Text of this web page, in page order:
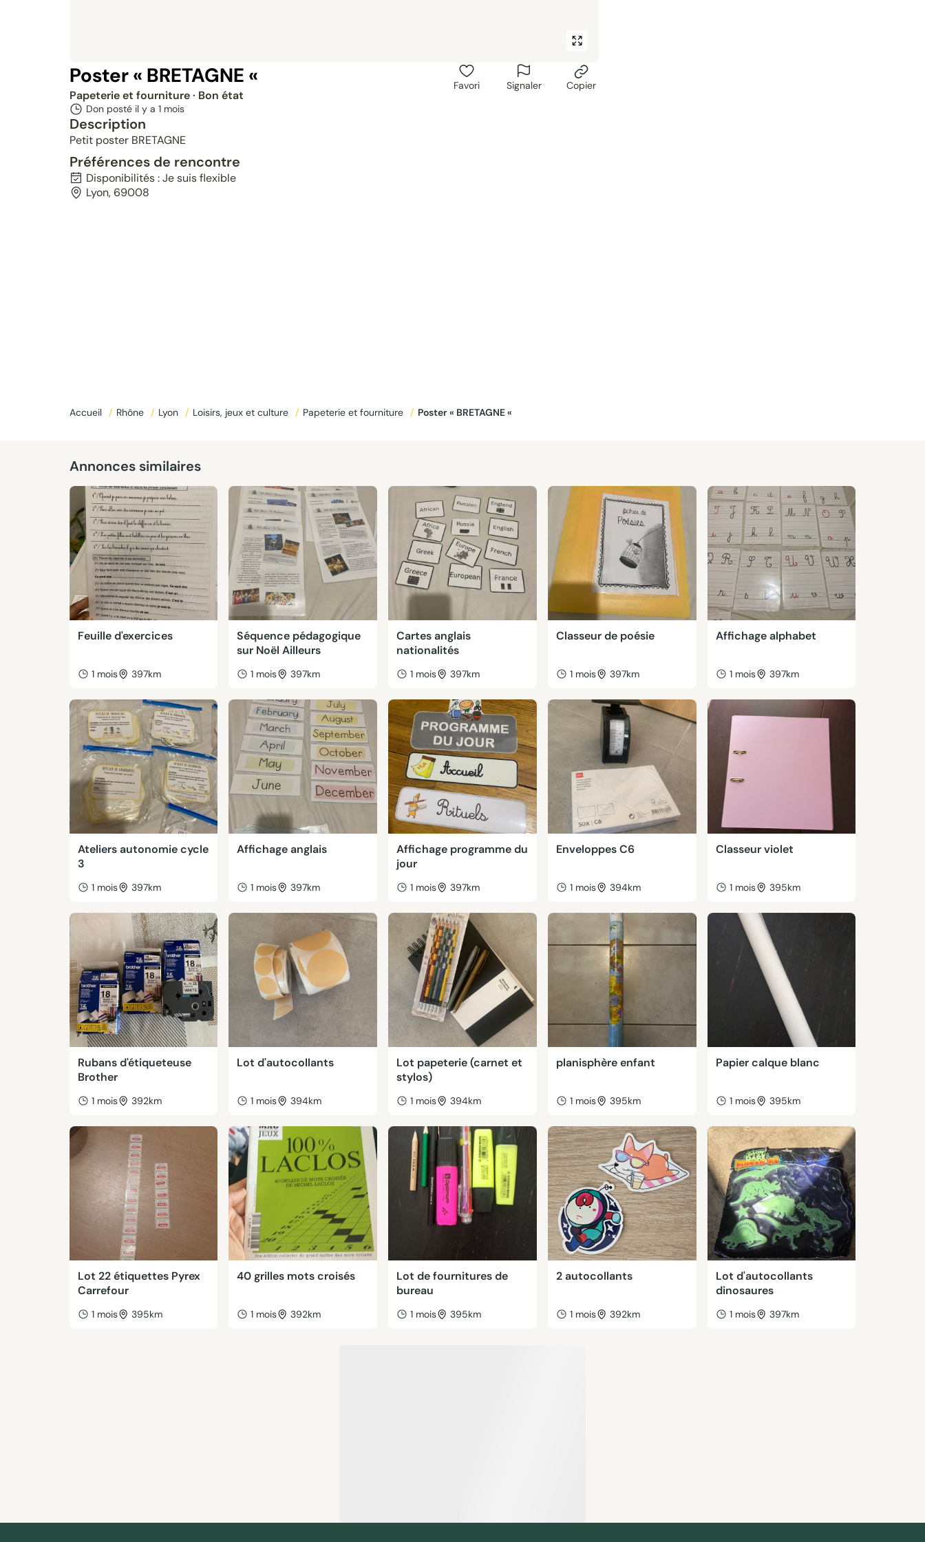
Poster « BRETAGNE «
Papeterie et fourniture· Bon état
Don posté il y a 1 mois
Description
Petit poster BRETAGNE
Favori Signaler Copier
Préférences de rencontre
Disponibilités : Je suis flexible
Lyon, 69008
Accueil / Rhône / Lyon / Loisirs, jeux et culture / Papeterie et fourniture / Poster « BRETAGNE «
Annonces similaires
Feuille d'exercices
1 mois 397km
Séquence pédagogique
sur Noël Ailleurs
1 mois 397km
Cartes anglais
nationalités
1 mois 397km
Classeur de poésie
1 mois 397km
Affichage alphabet
1 mois 397km
Ateliers autonomie cycle
3
1 mois 397km
Affichage anglais
1 mois 397km
Affichage programme du
jour
1 mois 397km
Enveloppes C6
1 mois 394km
Classeur violet
1 mois 395km
Rubans d'étiqueteuse
Brother
1 mois 392km
Lot d'autocollants
1 mois 394km
Lot papeterie (carnet et
stylos)
1 mois 394km
planisphère enfant
1 mois 395km
Papier calque blanc
1 mois 395km
Lot 22 étiquettes Pyrex
Carrefour
1 mois 395km
40 grilles mots croisés
1 mois 392km
Lot de fournitures de
bureau
1 mois 395km
2 autocollants
1 mois 392km
Lot d'autocollants
dinosaures
1 mois 397km